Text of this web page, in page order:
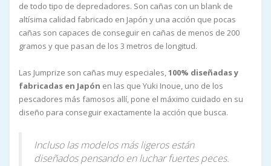
de todo tipo de depredadores. Son cañas con un blank de
altísima calidad fabricado en Japón y una acción que pocas
cañas son capaces de conseguir en cañas de menos de 200
gramos y que pasan de los 3 metros de longitud.
Las Jumprize son cañas muy especiales,100% diseñadas y
fabricadas en Japón en las que Yuki Inoue, uno de los
pescadores más famosos allí, pone el máximo cuidado en su
diseño para conseguir exactamente la acción que busca.
Incluso las modelos más ligeros están
diseñados pensando en luchar fuertes peces.